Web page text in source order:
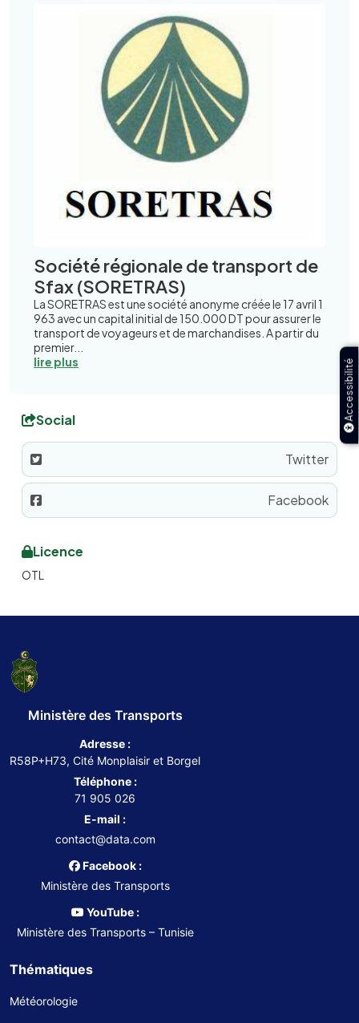
Accessibilité
Société régionale de transport de
Sfax (SORETRAS)
La SORETRAS est une société anonyme créée le 17 avril 1
963 avec un capital initial de 150.000 DT pour assurer le
transport de voyageurs et de marchandises. A partir du
premier...
lire plus
Social
Twitter
Facebook
Licence
OTL
Ministère des Transports
Adresse :
R58P+H73, Cité Monplaisir et Borgel
Téléphone :
71 905 026
E-mail :
contact@data.com
Facebook :
Ministère des Transports
YouTube :
Ministère des Transports – Tunisie
Thématiques
Météorologie